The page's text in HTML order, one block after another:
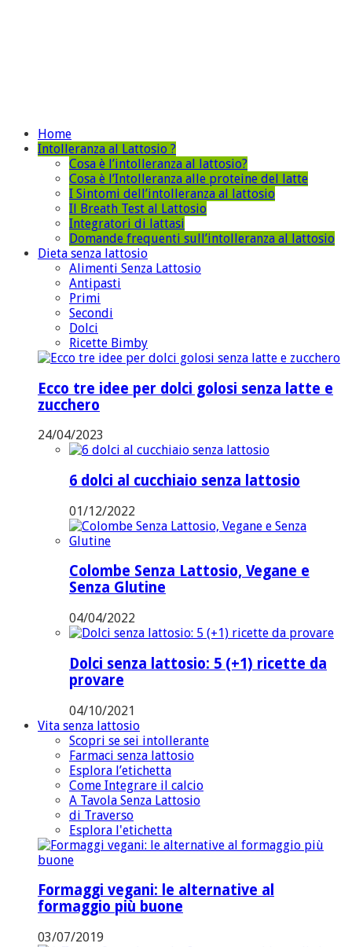
Home
Intolleranza al Lattosio ?
Cosa è l’intolleranza al lattosio?
Cosa è l’Intolleranza alle proteine del latte
I Sintomi dell’intolleranza al lattosio
Il Breath Test al Lattosio
Integratori di lattasi
Domande frequenti sull’intolleranza al lattosio
Dieta senza lattosio
Alimenti Senza Lattosio
Antipasti
Primi
Secondi
Dolci
Ricette Bimby
Ecco tre idee per dolci golosi senza latte e
zucchero
24/04/2023
6 dolci al cucchiaio senza lattosio
01/12/2022
Colombe Senza Lattosio, Vegane e
Senza Glutine
04/04/2022
Dolci senza lattosio: 5 (+1) ricette da
provare
04/10/2021
Vita senza lattosio
Scopri se sei intollerante
Farmaci senza lattosio
Esplora l’etichetta
Come Integrare il calcio
A Tavola Senza Lattosio
di Traverso
Esplora l'etichetta
Formaggi vegani: le alternative al
formaggio più buone
03/07/2019